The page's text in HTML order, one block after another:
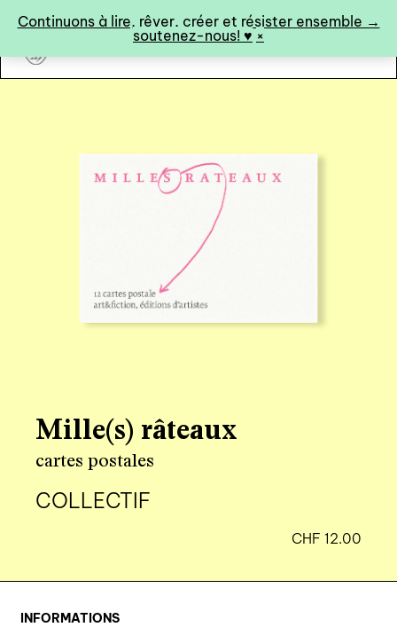
Continuons à lire, rêver, créer et résister ensemble →
soutenez-nous! ♥︎ ×
art&fiction
catalogue ↓
catalogue complet
à paraître
éditions de tête
au-delà du livre ↓
artistes en résidence
qui sommes-nous? ↓
Mille(s) râteaux
cartes postales
COLLECTIF
CHF 12.00
INFORMATIONS